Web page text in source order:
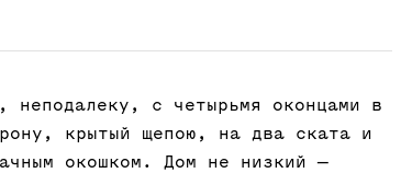
неподалеку, с четырьмя оконцами в
крытый щепою, на два ската и
окошком. Дом не низкий —